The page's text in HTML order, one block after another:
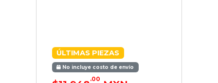
ÚLTIMAS PIEZAS
No incluye costo de envío
.00